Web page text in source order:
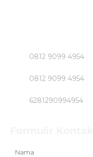
0812 9099 4954
0812 9099 4954
6281290994954